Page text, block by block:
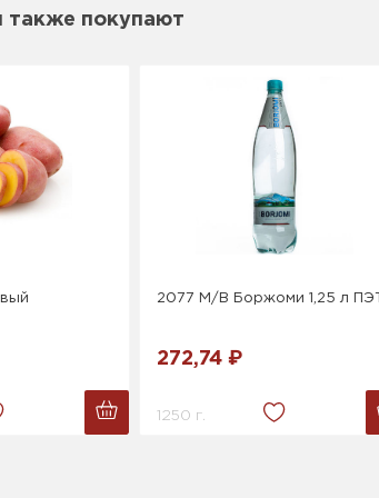
также покупают
2077 М/В Боржоми 1,25 л ПЭТ
272,74 ₽
1250 г.